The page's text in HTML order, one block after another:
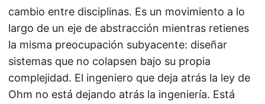
cambio entre disciplinas. Es un movimiento a lo
largo de un eje de abstracción mientras retienes
la misma preocupación subyacente: diseñar
sistemas que no colapsen bajo su propia
complejidad. El ingeniero que deja atrás la ley de
Ohm no está dejando atrás la ingeniería. Está